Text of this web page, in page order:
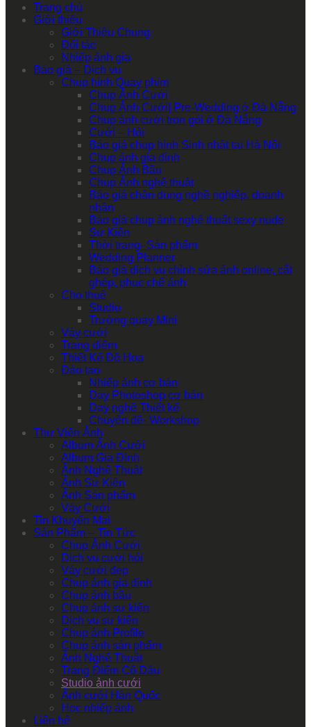
Trang chủ
Giới thiệu
Giới Thiệu Chung
Đối tác
Nhiếp ảnh gia
Báo giá – Dịch vụ
Chụp hình Quay phim
Chụp Ảnh Cưới
Chụp Ảnh Cưới| Pre-Wedding ở Đà Nẵng
Chụp ảnh cưới trọn gói ở Đà Nẵng
Cưới – Hỏi
Báo giá chụp hình Sinh nhật tại Hà Nội
Chụp ảnh gia đình
Chụp Ảnh Bầu
Chụp Ảnh nghệ thuật
Báo giá chân dung nghề nghiệp, doanh
nhân
Báo giá chụp ảnh nghệ thuật sexy nude
Sự Kiện
Thời trang- Sản phẩm
Wedding Planner
Báo giá dịch vụ chỉnh sửa ảnh online, cắt
ghép, phục chế ảnh
Cho thuê
Studio
Trường quay Mini
Váy cưới
Trang điểm
Thiết Kế Đồ Họa
Đào tạo
Nhiếp ảnh cơ bản
Dạy Photoshop cơ bản
Dạy nghề Thiết kế
Chuyên đề- Workshop
Thư Viện Ảnh
Album Ảnh Cưới
Album Gia Đình
Ảnh Nghệ Thuật
Ảnh Sự Kiện
Ảnh Sản phẩm
Váy Cưới
Tin Khuyến Mại
Sản Phẩm – Tin Tức
Chụp Ảnh Cưới
Dịch vụ cưới hỏi
Váy cưới đẹp
Chụp ảnh gia đình
Chụp ảnh bầu
Chụp ảnh sự kiện
Dịch vụ sự kiện
Chụp ảnh Profile
Chụp ảnh sản phẩm
Ảnh Nghệ Thuật
Trang Điểm Cô Dâu
Studio ảnh cưới
Ảnh cưới Hàn Quốc
Học nhiếp ảnh
Liên hệ